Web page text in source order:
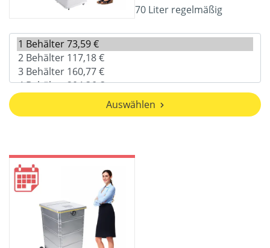
70 Liter regelmäßig
Auswählen